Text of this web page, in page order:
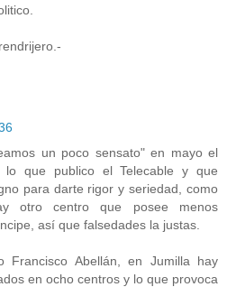
un poco sensato" en mayo el
lo que publico el Telecable y que
para darte rigor y seriedad, como
otro centro que posee menos
así que falsedades la justas.
Francisco Abellán, en Jumilla hay
en ocho centros y lo que provoca